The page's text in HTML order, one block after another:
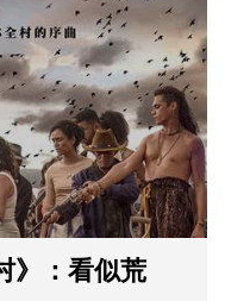
》：看似荒